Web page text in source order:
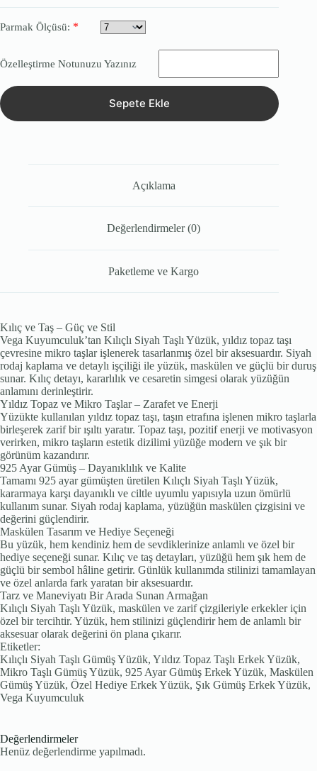
Parmak Ölçüsü: *
Özelleştirme Notunuzu Yazınız
Sepete Ekle
Açıklama
Değerlendirmeler (0)
Paketleme ve Kargo
Kılıç ve Taş – Güç ve Stil
Vega Kuyumculuk’tan Kılıçlı Siyah Taşlı Yüzük, yıldız topaz taşı
çevresine mikro taşlar işlenerek tasarlanmış özel bir aksesuardır. Siyah
rodaj kaplama ve detaylı işçiliği ile yüzük, maskülen ve güçlü bir duruş
sunar. Kılıç detayı, kararlılık ve cesaretin simgesi olarak yüzüğün
anlamını derinleştirir.
Yıldız Topaz ve Mikro Taşlar – Zarafet ve Enerji
Yüzükte kullanılan yıldız topaz taşı, taşın etrafına işlenen mikro taşlarla
birleşerek zarif bir ışıltı yaratır. Topaz taşı, pozitif enerji ve motivasyon
verirken, mikro taşların estetik dizilimi yüzüğe modern ve şık bir
görünüm kazandırır.
925 Ayar Gümüş – Dayanıklılık ve Kalite
Tamamı 925 ayar gümüşten üretilen Kılıçlı Siyah Taşlı Yüzük,
kararmaya karşı dayanıklı ve ciltle uyumlu yapısıyla uzun ömürlü
kullanım sunar. Siyah rodaj kaplama, yüzüğün maskülen çizgisini ve
değerini güçlendirir.
Maskülen Tasarım ve Hediye Seçeneği
Bu yüzük, hem kendiniz hem de sevdiklerinize anlamlı ve özel bir
hediye seçeneği sunar. Kılıç ve taş detayları, yüzüğü hem şık hem de
güçlü bir sembol hâline getirir. Günlük kullanımda stilinizi tamamlayan
ve özel anlarda fark yaratan bir aksesuardır.
Tarz ve Maneviyatı Bir Arada Sunan Armağan
Kılıçlı Siyah Taşlı Yüzük, maskülen ve zarif çizgileriyle erkekler için
özel bir tercihtir. Yüzük, hem stilinizi güçlendirir hem de anlamlı bir
aksesuar olarak değerini ön plana çıkarır.
Etiketler:
Kılıçlı Siyah Taşlı Gümüş Yüzük, Yıldız Topaz Taşlı Erkek Yüzük,
Mikro Taşlı Gümüş Yüzük, 925 Ayar Gümüş Erkek Yüzük, Maskülen
Gümüş Yüzük, Özel Hediye Erkek Yüzük, Şık Gümüş Erkek Yüzük,
Vega Kuyumculuk
Değerlendirmeler
Henüz değerlendirme yapılmadı.